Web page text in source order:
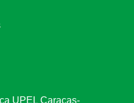
UPEL Caracas-